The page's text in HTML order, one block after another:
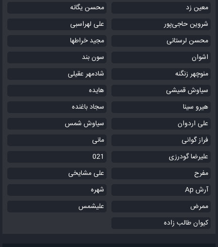
معین زد
محسن یگانه
شروین حاجی‌پور
علی لهراسبی
محسن لرستانی
مجید خراطها
اشوان
سون بند
منوچهر زنگنه
شادمهر عقیلی
سیاوش قمیشی
هایده
هیرو سینا
سجاد باغنده
علی اردوان
سیاوش شمس
فراز گوانی
مانی
علیرضا گودرزی
021
مفرح
علی مشایخی
آرش Ap
شهره
ممرض
علیشمس
کیوان طالب زاده